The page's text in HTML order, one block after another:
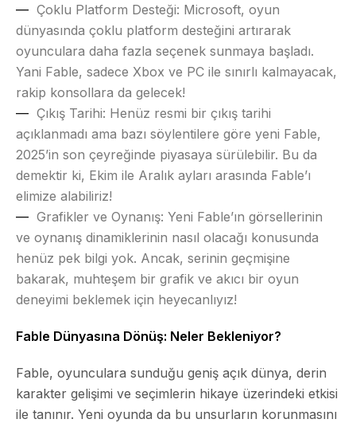
Çoklu Platform Desteği: Microsoft, oyun
dünyasında çoklu platform desteğini artırarak
oyunculara daha fazla seçenek sunmaya başladı.
Yani Fable, sadece Xbox ve PC ile sınırlı kalmayacak,
rakip konsollara da gelecek!
Çıkış Tarihi: Henüz resmi bir çıkış tarihi
açıklanmadı ama bazı söylentilere göre yeni Fable,
2025’in son çeyreğinde piyasaya sürülebilir. Bu da
demektir ki, Ekim ile Aralık ayları arasında Fable’ı
elimize alabiliriz!
Grafikler ve Oynanış: Yeni Fable’ın görsellerinin
ve oynanış dinamiklerinin nasıl olacağı konusunda
henüz pek bilgi yok. Ancak, serinin geçmişine
bakarak, muhteşem bir grafik ve akıcı bir oyun
deneyimi beklemek için heyecanlıyız!
Fable Dünyasına Dönüş: Neler Bekleniyor?
Fable, oyunculara sunduğu geniş açık dünya, derin
karakter gelişimi ve seçimlerin hikaye üzerindeki etkisi
ile tanınır. Yeni oyunda da bu unsurların korunmasını